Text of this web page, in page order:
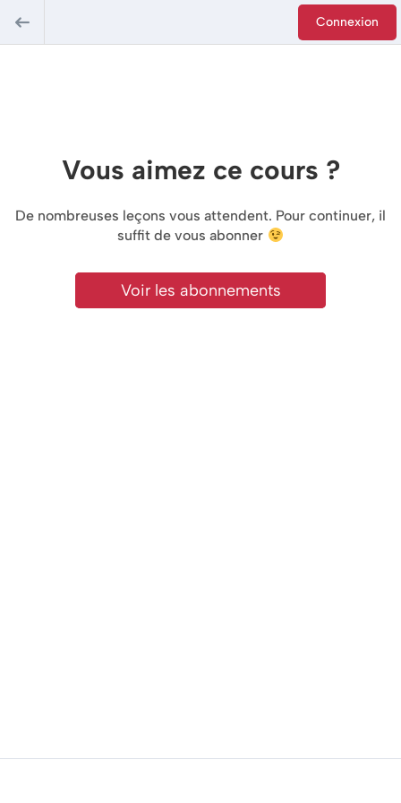
Connexion
Vous aimez ce cours ?
De nombreuses leçons vous attendent. Pour continuer, il
suffit de vous abonner
Voir les abonnements